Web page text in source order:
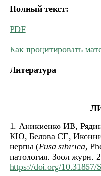
Полный текст:
PDF
Как процитировать
Литература
1. Аникиенко ИВ,
КЮ, Белова СЕ,
нерпы (Pusa sibirica,
патология. Зоол журн.
https://doi.org/10.31857/